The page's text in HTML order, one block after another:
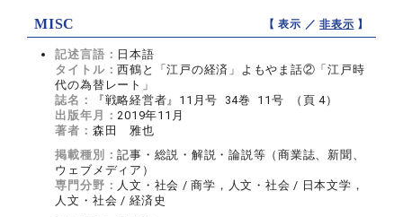
MISC 【 表示 ／非表示 】
記述言語： 日本語
タイトル：西鶴と「江戸の経済」よもやま話②「江戸時
代の為替レート」
誌名：
『戦略経営者』11月号 34巻 11号 （頁 4）
出版年月：2019年11月
著者： 森田 雅也
掲載種別：記事・総説・解説・論説等（商業誌、新聞、
ウェブメディア）
専門分野： 人文・社会 / 商学，人文・社会 / 日本文学，
人文・社会 / 経済史